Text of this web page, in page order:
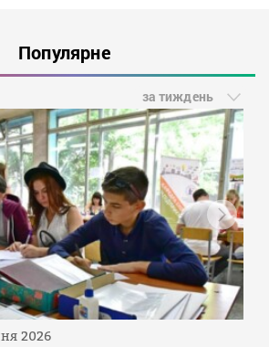
Популярне
за тиждень
2026